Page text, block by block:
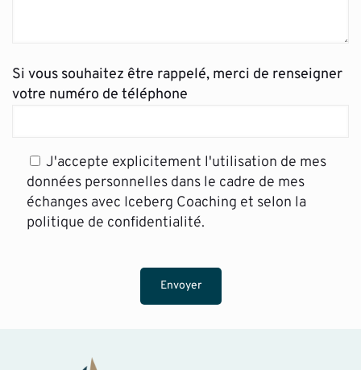
Si vous souhaitez être rappelé, merci de renseigner
votre numéro de téléphone
J'accepte explicitement l'utilisation de mes
données personnelles dans le cadre de mes
échanges avec Iceberg Coaching et selon la
politique de confidentialité.